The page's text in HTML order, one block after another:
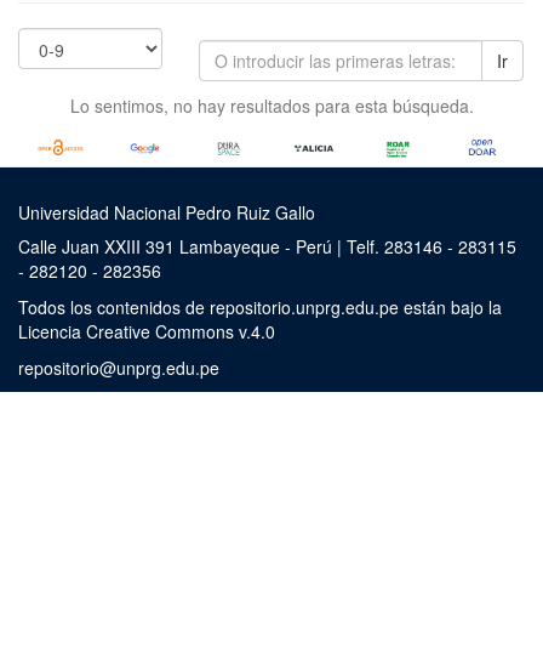
Ir
Lo sentimos, no hay resultados para esta búsqueda.
Universidad Nacional Pedro Ruiz Gallo
Calle Juan XXIII 391 Lambayeque - Perú | Telf. 283146 - 283115
- 282120 - 282356
Todos los contenidos de repositorio.unprg.edu.pe están bajo la
Licencia Creative Commons v.4.0
repositorio@unprg.edu.pe